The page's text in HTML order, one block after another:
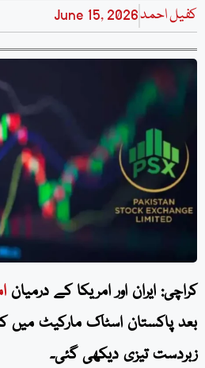
کفیل احمدJune 15, 2026
کراچی: ایران اور امریکا کے درمیان
بعد پاکستان اسٹاک مارکیٹ میں
زبردست تیزی دیکھی گئی۔